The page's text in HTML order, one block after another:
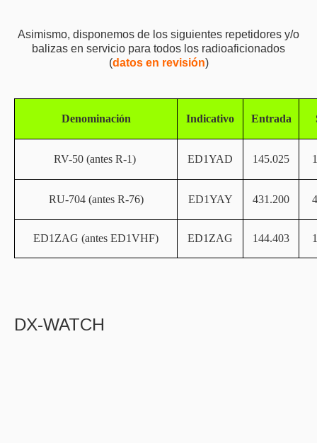
Asimismo, disponemos de los siguientes repetidores y/o
balizas en servicio para todos los radioaficionados
(datos en revisión)
Denominación Indicativo Entrada
RV-50 (antes R-1) ED1YAD 145.025
RU-704 (antes R-76) ED1YAY 431.200
ED1ZAG (antes ED1VHF) ED1ZAG 144.403
DX-WATCH